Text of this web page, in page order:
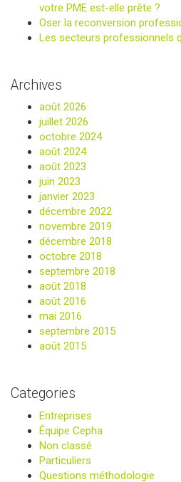
votre PME est-elle prête ?
Oser la reconversion
Les secteurs professionnels
Archives
août 2026
juillet 2026
octobre 2024
août 2024
août 2023
juin 2023
janvier 2023
décembre 2022
novembre 2019
décembre 2018
octobre 2018
septembre 2018
août 2018
août 2016
mai 2016
septembre 2015
août 2015
Categories
Entreprises
Équipe Cepha
Non classé
Particuliers
Questions méthodologie